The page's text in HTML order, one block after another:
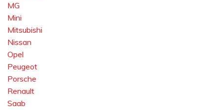
MG
Mini
Mitsubishi
Nissan
Opel
Peugeot
Porsche
Renault
Saab